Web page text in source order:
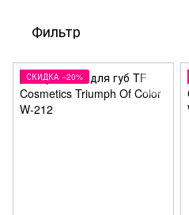
Фильтр
СКИДКА −20%